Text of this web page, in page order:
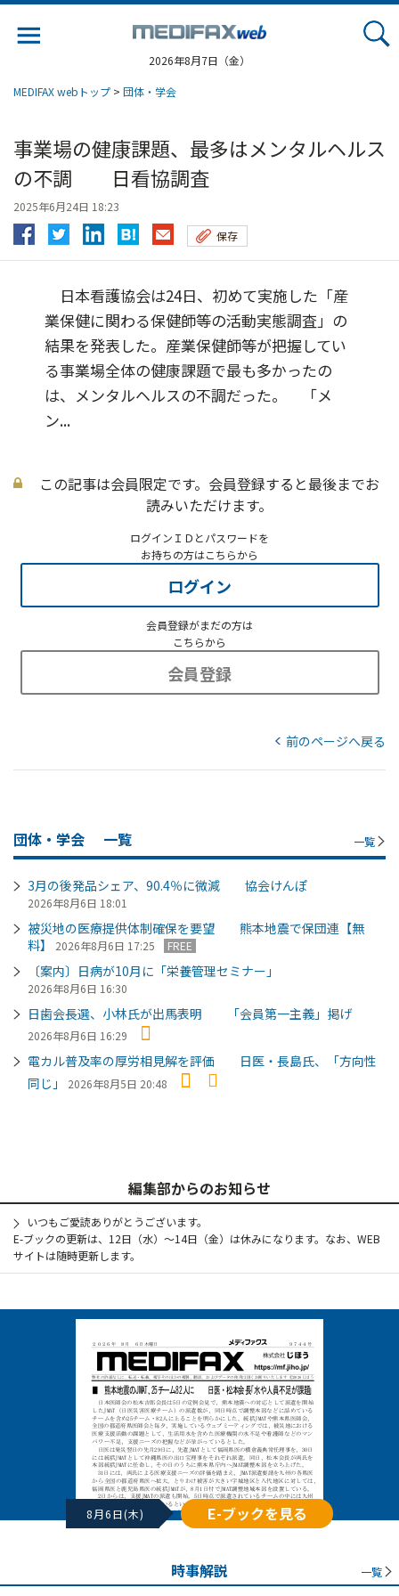
2026年8月7日（金）
MEDIFAX webトップ > 団体・学会
事業場の健康課題、最多はメンタルヘルス
の不調 日看協調査
2025年6月24日 18:23
保存
日本看護協会は24日、初めて実施した「産
業保健に関わる保健師等の活動実態調査」の
結果を発表した。産業保健師等が把握してい
る事業場全体の健康課題で最も多かったの
は、メンタルヘルスの不調だった。 「メ
ン...
この記事は会員限定です。会員登録すると最後までお
読みいただけます。
ログインＩＤとパスワードを
お持ちの方はこちらから
ログイン
会員登録がまだの方は
こちらから
会員登録
前のページへ戻る
団体・学会 一覧 一覧
3月の後発品シェア、90.4％に微減 協会けんぽ
2026年8月6日 18:01
被災地の医療提供体制確保を要望 熊本地震で保団連【無
料】
2026年8月6日 17:25 FREE
〔案内〕日病が10月に「栄養管理セミナー」
2026年8月6日 16:30
日歯会長選、小林氏が出馬表明 「会員第一主義」掲げ
2026年8月6日 16:29
電カル普及率の厚労相見解を評価 日医・長島氏、「方向性
同じ」
2026年8月5日 20:48
編集部からのお知らせ
いつもご愛読ありがとうございます。
E-ブックの更新は、12日（水）～14日（金）は休みになります。なお、WEB
サイトは随時更新します。
8月6日(木) E-ブックを見る
時事解説 一覧